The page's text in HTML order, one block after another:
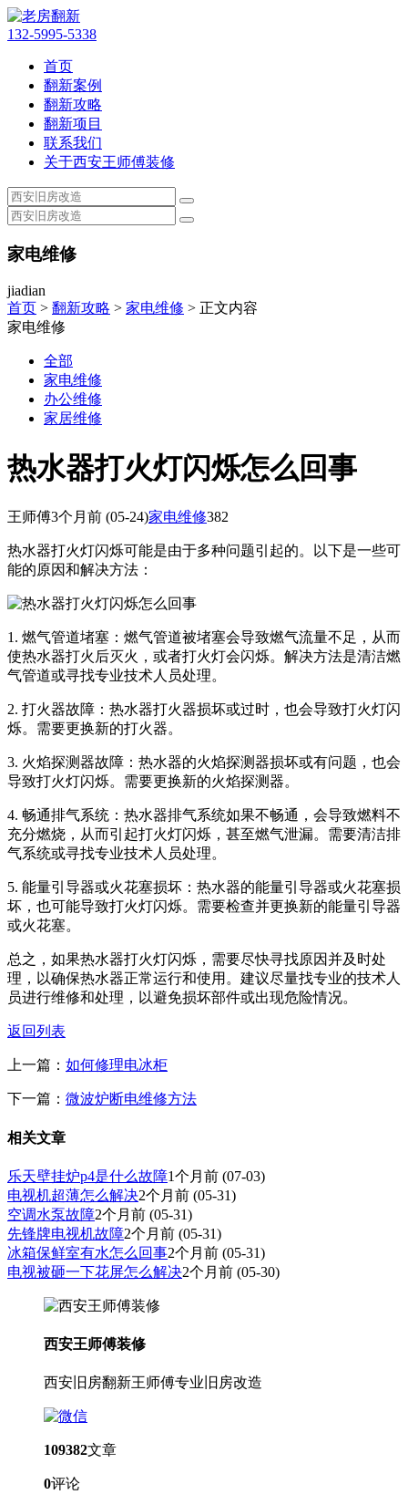
132-5995-5338
首页
翻新案例
翻新攻略
翻新项目
联系我们
关于西安王师傅装修
家电维修
jiadian
首页 > 翻新攻略 > 家电维修 > 正文内容
家电维修
全部
家电维修
办公维修
家居维修
热水器打火灯闪烁怎么回事
王师傅3个月前 (05-24)家电维修382
热水器打火灯闪烁可能是由于多种问题引起的。以下是一些可
能的原因和解决方法：
1. 燃气管道堵塞：燃气管道被堵塞会导致燃气流量不足，从而
使热水器打火后灭火，或者打火灯会闪烁。解决方法是清洁燃
气管道或寻找专业技术人员处理。
2. 打火器故障：热水器打火器损坏或过时，也会导致打火灯闪
烁。需要更换新的打火器。
3. 火焰探测器故障：热水器的火焰探测器损坏或有问题，也会
导致打火灯闪烁。需要更换新的火焰探测器。
4. 畅通排气系统：热水器排气系统如果不畅通，会导致燃料不
充分燃烧，从而引起打火灯闪烁，甚至燃气泄漏。需要清洁排
气系统或寻找专业技术人员处理。
5. 能量引导器或火花塞损坏：热水器的能量引导器或火花塞损
坏，也可能导致打火灯闪烁。需要检查并更换新的能量引导器
或火花塞。
总之，如果热水器打火灯闪烁，需要尽快寻找原因并及时处
理，以确保热水器正常运行和使用。建议尽量找专业的技术人
员进行维修和处理，以避免损坏部件或出现危险情况。
返回列表
上一篇： 如何修理电冰柜
下一篇： 微波炉断电维修方法
相关文章
乐天壁挂炉p4是什么故障1个月前 (07-03)
电视机超薄怎么解决2个月前 (05-31)
空调水泵故障2个月前 (05-31)
先锋牌电视机故障2个月前 (05-31)
冰箱保鲜室有水怎么回事2个月前 (05-31)
电视被砸一下花屏怎么解决2个月前 (05-30)
西安王师傅装修
西安旧房翻新王师傅专业旧房改造
109382文章
0评论